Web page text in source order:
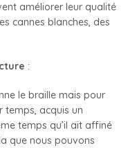
améliorer leur qualité
cannes blanches, des
:
le braille mais pour
temps, acquis un
temps qu’il ait affiné
que nous pouvons